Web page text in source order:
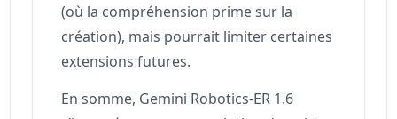
(où la compréhension prime sur la
création), mais pourrait limiter certaines
extensions futures.
En somme, Gemini Robotics-ER 1.6